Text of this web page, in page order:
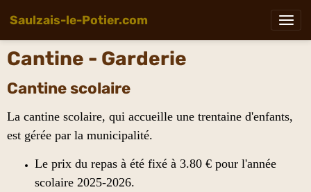
Saulzais-le-Potier.com
Cantine - Garderie
Cantine scolaire
La cantine scolaire, qui accueille une trentaine d'enfants,
est gérée par la municipalité.
Le prix du repas à été fixé à 3.80 € pour l'année
scolaire 2025-2026.